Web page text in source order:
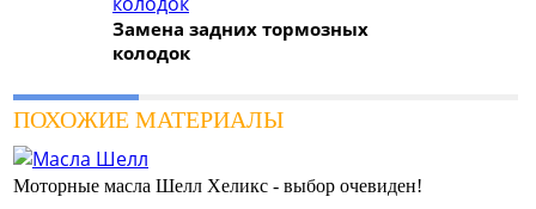
Замена задних тормозных
колодок
ПОХОЖИЕ МАТЕРИАЛЫ
Моторные масла Шелл Хеликс - выбор очевиден!